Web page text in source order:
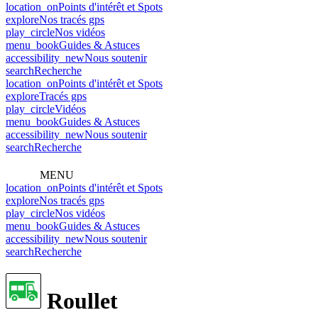
location_onPoints d'intérêt et Spots
exploreNos tracés gps
play_circleNos vidéos
menu_bookGuides & Astuces
accessibility_newNous soutenir
searchRecherche
location_onPoints d'intérêt et Spots
exploreTracés gps
play_circleVidéos
menu_bookGuides & Astuces
accessibility_newNous soutenir
searchRecherche
MENU
location_onPoints d'intérêt et Spots
exploreNos tracés gps
play_circleNos vidéos
menu_bookGuides & Astuces
accessibility_newNous soutenir
searchRecherche
Roullet